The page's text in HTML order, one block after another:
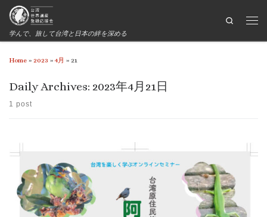
学んで、旅して台湾と日本の絆を深める
Search
Home » 2023 » 4月 » 21
Daily Archives: 2023年4月21日
1 post